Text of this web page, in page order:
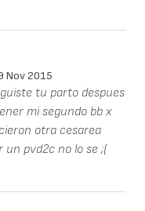
Nov 2015
tu parto despues
mi segundo bb x
otra cesarea
un pvd2c no lo se ;(